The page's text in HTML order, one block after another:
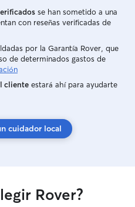
se han sometido a una
con reseñas verificadas de
por la Garantía Rover, que
de determinados gastos de
cliente estará ahí para ayudarte
cuidador local
Rover?